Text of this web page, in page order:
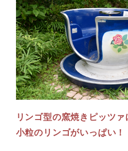
リンゴ型の窯焼きピッツァ
小粒のリンゴがいっぱい！